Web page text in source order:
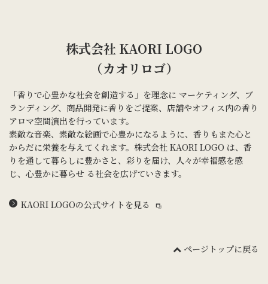
株式会社 KAORI LOGO
（カオリロゴ）
「香りで心豊かな社会を創造する」を理念に マーケティング、ブ
ランディング、商品開発に香りをご提案、店舗やオフィス内の香り
アロマ空間演出を行っています。
素敵な音楽、素敵な絵画で心豊かになるように、香りもまた心と
からだに栄養を与えてくれます。株式会社 KAORI LOGO は、香
りを通して暮らしに豊かさと、彩りを届け、人々が幸福感を感
じ、心豊かに暮らせ る社会を広げていきます。
KAORI LOGOの公式サイトを見る
ページトップに戻る